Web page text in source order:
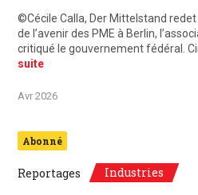
©Cécile Calla, Der Mittelstand
de l’avenir des PME à Berlin,
critiqué le gouvernement fédéral.
suite
Avr 2026
Abonné
Reportages Industries